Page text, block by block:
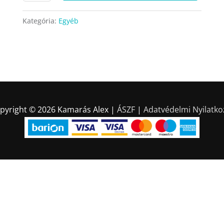
Kategória: Egyéb
© 2026 Kamarás Alex| ÁSZF| Adatvédelmi